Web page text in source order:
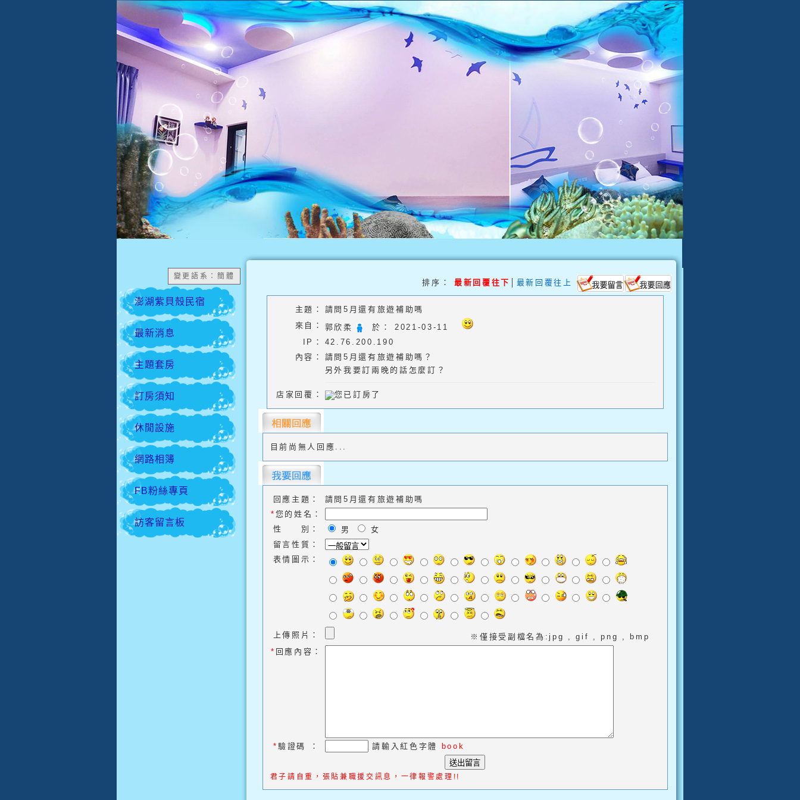
變更語系：簡體
澎湖紫貝殼民宿
最新消息
主題套房
訂房須知
休閒設施
網路相簿
FB粉絲專頁
訪客留言板
排序：最新回覆往下 最新回覆往上
主題：
請問5月還有旅遊補助嗎
來自：
郭欣柔 於：
2021-03-11
IP：
42.76.200.190
內容：
請問5月還有旅遊補助嗎？
另外我要訂兩晚的話怎麼訂？
店家回覆： 您已訂房了
目前尚無人回應...
回應主題：
請問5月還有旅遊補助嗎
* 您的姓名：
性 別：
男
女
留言性質：
表情圖示：
上傳照片：
※僅接受副檔名為:jpg , gif , png , bmp
* 回應內容：
*驗證碼 ： 請輸入紅色字體 book
君子請自重，張貼兼職援交訊息，一律報警處理!!